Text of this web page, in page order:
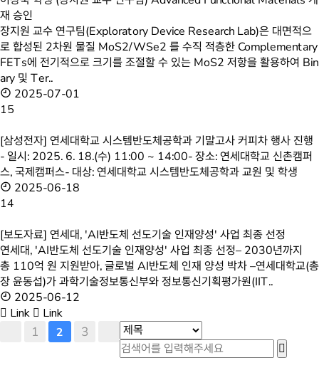
재 승인
장지원 교수 연구팀(Exploratory Device Research Lab)은 대면적으
로 합성된 2차원 물질 MoS2/WSe2 를 수직 적층한 Complementary
FETs에 전기적으로 크기를 조절할 수 있는 MoS2 저항을 활용하여 Bin
ary 및 Ter..
2025-07-01
15
[삼성전자] 연세대학교 시스템반도체공학과 기말고사 커피차 행사 진행
- 일시: 2025. 6. 18.(수) 11:00 ~ 14:00- 장소: 연세대학교 신촌캠퍼
스, 국제캠퍼스- 대상: 연세대학교 시스템반도체공학과 교원 및 학생
2025-06-18
14
[보도자료] 연세대, 'AI반도체 선도기술 인재양성' 사업 최종 선정
연세대, 'AI반도체 선도기술 인재양성' 사업 최종 선정– 2030년까지
총 110억 원 지원받아, 글로벌 AI반도체 인재 양성 박차 –연세대학교(총
장 윤동섭)가 과학기술정보통신부와 정보통신기획평가원(IIT..
2025-06-12
Link
Link
1 2 3